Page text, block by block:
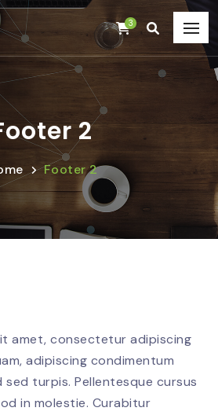
3
2
Footer 2
amet, consectetur adipiscing
adipiscing condimentum
turpis. Pellentesque cursus
in molestie. Curabitur